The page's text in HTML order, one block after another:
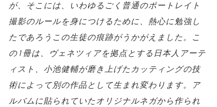
が、そこには、いわゆるごく普通のポートレイト
撮影のルールを身につけるために、熱心に勉強し
たであろうこの生徒の痕跡がうかがえました。こ
の1冊は、ヴェネツィアを拠点とする日本人アーテ
ィスト、小池健輔が磨き上げたカッティングの技
術によって別の作品として生まれ変わります。ア
ルバムに貼られていたオリジナルネガから作られ